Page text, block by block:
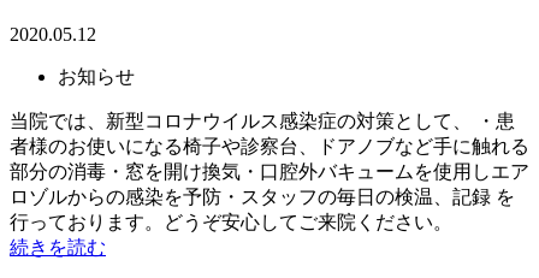
2020.05.12
お知らせ
当院では、新型コロナウイルス感染症の対策として、 ・患
者様のお使いになる椅子や診察台、ドアノブなど手に触れる
部分の消毒・窓を開け換気・口腔外バキュームを使用しエア
ロゾルからの感染を予防・スタッフの毎日の検温、記録 を
行っております。どうぞ安心してご来院ください。
続きを読む